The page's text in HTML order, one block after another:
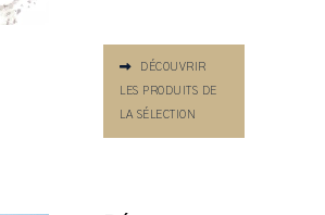
DÉCOUVRIR
LES PRODUITS DE
LA SÉLECTION